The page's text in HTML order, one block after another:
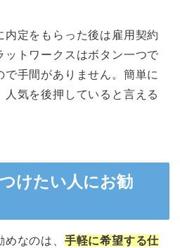
定をもらった後は雇用契約
ットワークスはボタン一つで
で手間がありません。簡単に
人気を後押していると言える
けたい人にお勧
なのは、 手軽に希望する仕